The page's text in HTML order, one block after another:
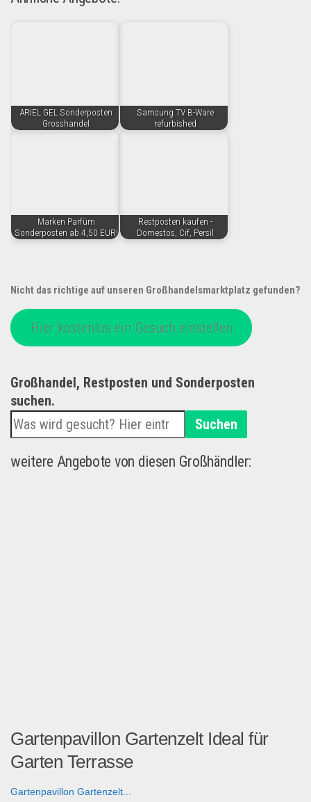
ARIEL GEL Sonderposten
Grosshandel
Samsung TV B-Ware
refurbished
Marken Parfüm
Sonderposten ab 4,50 EUR!
Restposten kaufen -
Domestos, Cif, Persil
Nicht das richtige auf unseren Großhandelsmarktplatz gefunden?
Hier kostenlos ein Gesuch einstellen
Großhandel, Restposten und Sonderposten
suchen.
Suchen
weitere Angebote von diesen Großhändler:
Gartenpavillon Gartenzelt Ideal für
Garten Terrasse
Gartenpavillon Gartenzelt...